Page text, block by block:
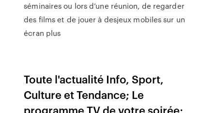
séminaires ou lors d’une réunion, de regarder
des films et de jouer à desjeux mobiles sur un
écran plus
Toute l'actualité Info, Sport,
Culture et Tendance; Le
programme TV de votre soirée;